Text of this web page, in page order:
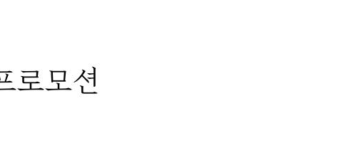
로모션